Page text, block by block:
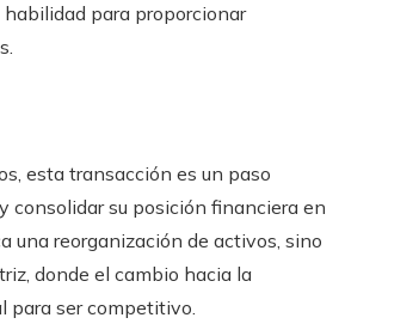
para proporcionar
esta transacción es un paso
consolidar su posición financiera en
una reorganización de activos, sino
donde el cambio hacia la
para ser competitivo.